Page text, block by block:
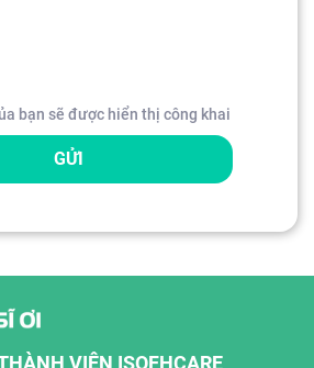
bạn sẽ được hiển thị công khai
GỬI
VIÊN ISOFHCARE